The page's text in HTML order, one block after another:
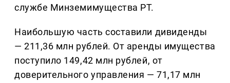
службе Минземимущества РТ.
Наибольшую часть составили дивиденды
— 211,36 млн рублей. От аренды имущества
поступило 149,42 млн рублей, от
доверительного управления — 71,17 млн